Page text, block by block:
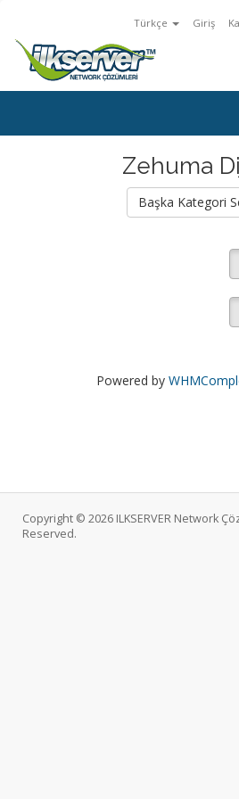
Türkçe Giriş
Zehuma
Başka Kategori
Powered by
Copyright © 2026 ILKSERVER Network
Reserved.